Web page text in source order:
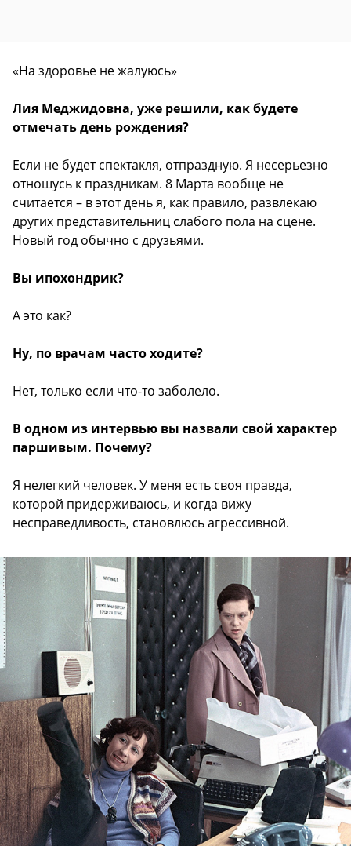
«На здоровье не жалуюсь»
Лия Меджидовна, уже решили, как будете
отмечать день рождения?
Если не будет спектакля, отпраздную. Я несерьезно
отношусь к праздникам. 8 Марта вообще не
считается – в этот день я, как правило, развлекаю
других представительниц слабого пола на сцене.
Новый год обычно с друзьями.
Вы ипохондрик?
А это как?
Ну, по врачам часто ходите?
Нет, только если что-то заболело.
В одном из интервью вы назвали свой характер
паршивым. Почему?
Я нелегкий человек. У меня есть своя правда,
которой придерживаюсь, и когда вижу
несправедливость, становлюсь агрессивной.